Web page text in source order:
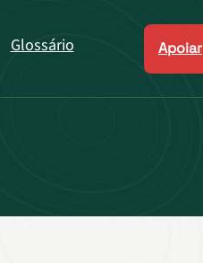
Glossário Apoiar